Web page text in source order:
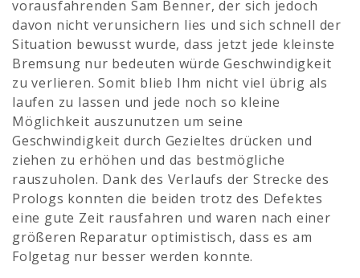
vorausfahrenden Sam Benner, der sich jedoch
davon nicht verunsichern lies und sich schnell der
Situation bewusst wurde, dass jetzt jede kleinste
Bremsung nur bedeuten würde Geschwindigkeit
zu verlieren. Somit blieb Ihm nicht viel übrig als
laufen zu lassen und jede noch so kleine
Möglichkeit auszunutzen um seine
Geschwindigkeit durch Gezieltes drücken und
ziehen zu erhöhen und das bestmögliche
rauszuholen. Dank des Verlaufs der Strecke des
Prologs konnten die beiden trotz des Defektes
eine gute Zeit rausfahren und waren nach einer
größeren Reparatur optimistisch, dass es am
Folgetag nur besser werden konnte.